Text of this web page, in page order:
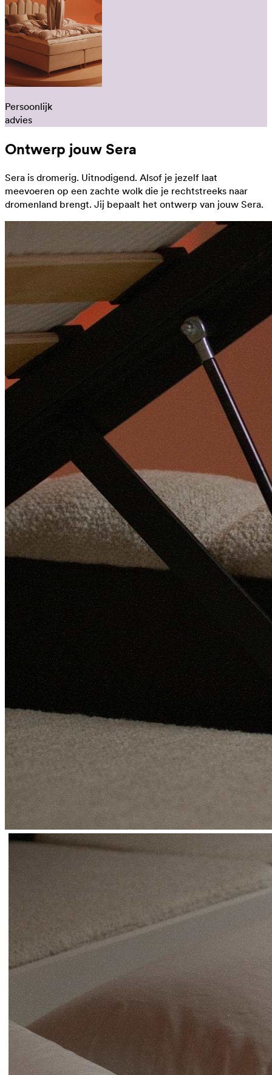
Persoonlijk
advies
Ontwerp jouw Sera
Sera is dromerig. Uitnodigend. Alsof je jezelf laat
meevoeren op een zachte wolk die je rechtstreeks naar
dromenland brengt. Jij bepaalt het ontwerp van jouw Sera.